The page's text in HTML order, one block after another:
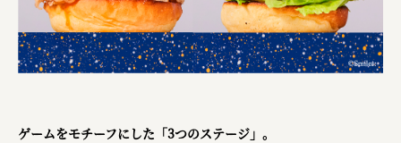
株式会社亀屋万年堂
ゲームをモチーフにした「3つのステージ」。